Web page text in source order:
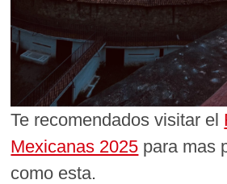
Te recomendados visitar el
Mexicanas 2025 para mas
como esta.